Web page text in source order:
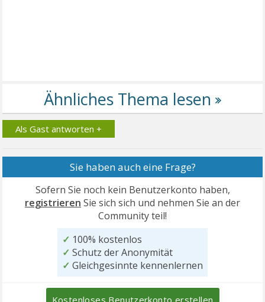
Als Gast antworten +
Sie haben auch eine Frage?
Sofern Sie noch kein Benutzerkonto haben,
registrieren Sie sich sich und nehmen Sie an der
Community teil!
✓ 100% kostenlos
✓ Schutz der Anonymität
✓ Gleichgesinnte kennenlernen
Kostenloses Benutzerkonto erstellen